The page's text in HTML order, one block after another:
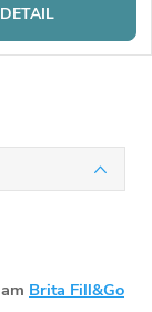
Brita Fill&Go
DETAIL